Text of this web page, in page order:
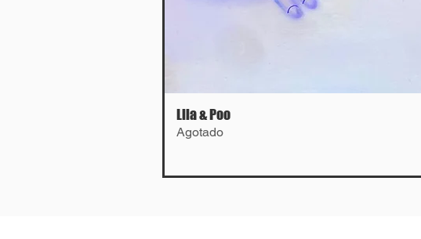
Lila & Poo
Agotado